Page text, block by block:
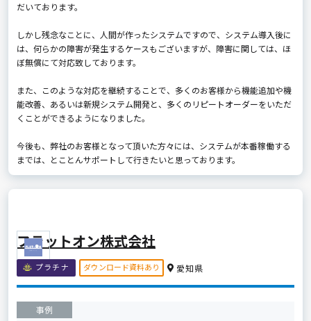
だいております。
しかし残念なことに、人間が作ったシステムですので、システム導入後に
は、何らかの障害が発生するケースもございますが、障害に関しては、ほ
ぼ無償にて対応致しております。
また、このような対応を継続することで、多くのお客様から機能追加や機
能改善、あるいは新規システム開発と、多くのリピートオーダーをいただ
くことができるようになりました。
今後も、弊社のお客様となって頂いた方々には、システムが本番稼働する
までは、とことんサポートして行きたいと思っております。
フラットオン株式会社
プラチナ ダウンロード資料あり 愛知県
事例